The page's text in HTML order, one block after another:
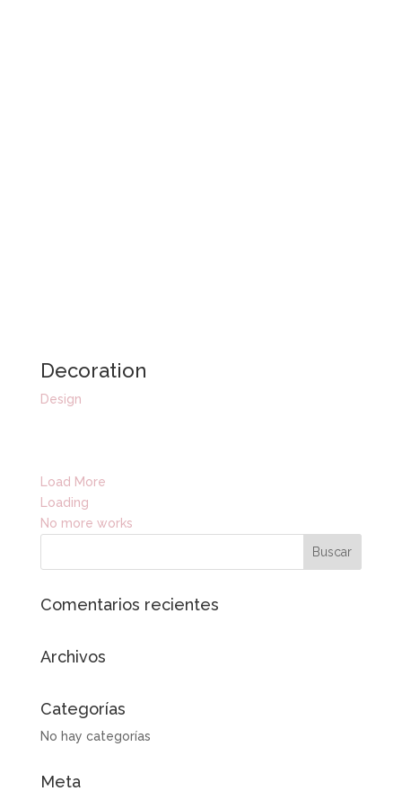
Decoration
Design
Load More
Loading
No more works
Comentarios recientes
Archivos
Categorías
No hay categorías
Meta